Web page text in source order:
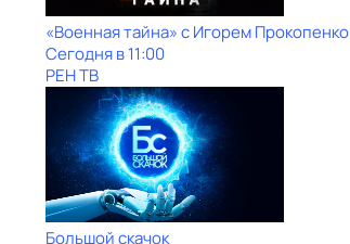
«Военная тайна» с Игорем Прокопенко
Сегодня в 11:00
РЕН ТВ
Большой скачок